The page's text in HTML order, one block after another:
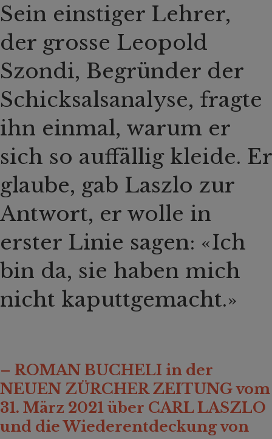
Sein einstiger Lehrer,
der grosse Leopold
Szondi, Begründer der
Schicksalsanalyse, fragte
ihn einmal, warum er
sich so auffällig kleide. Er
glaube, gab Laszlo zur
Antwort, er wolle in
erster Linie sagen: «Ich
bin da, sie haben mich
nicht kaputtgemacht.»
– ROMAN BUCHELI in der
NEUEN ZÜRCHER ZEITUNGvom
31. März 2021 über CARL LASZLO
und die Wiederentdeckung von